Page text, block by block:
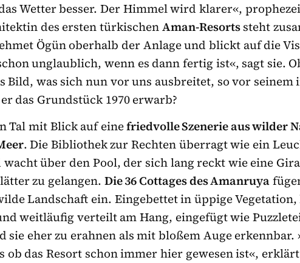
Wetter besser. Der Himmel wird klarer«,
des ersten türkischenAman-Resortssteht
Ögün oberhalb der Anlage und blickt auf die
unglaublich, wenn es dann fertig ist«, sagt sie.
Bild, was sich nun vor uns ausbreitet, so vor seinem
das Grundstück 1970 erwarb?
Tal mit Blick auf einefriedvolle Szenerie aus wilder
. Die Bibliothek zur Rechten überragt wie ein
wacht über den Pool, der sich lang reckt wie eine
zu gelangen. Die 36 Cottages des Amanruya
Landschaft ein. Eingebettet in üppige Vegetation,
weitläufig verteilt am Hang, eingefügt wie
sie eher zu erahnen als mit bloßem Auge erkennbar.
ob das Resort schon immer hier gewesen ist«,